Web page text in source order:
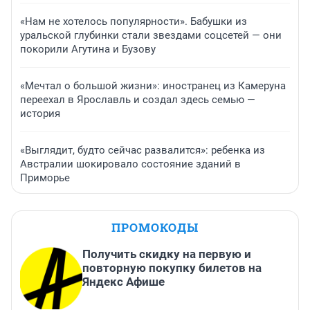
«Нам не хотелось популярности». Бабушки из
уральской глубинки стали звездами соцсетей — они
покорили Агутина и Бузову
«Мечтал о большой жизни»: иностранец из Камеруна
переехал в Ярославль и создал здесь семью —
история
«Выглядит, будто сейчас развалится»: ребенка из
Австралии шокировало состояние зданий в
Приморье
ПРОМОКОДЫ
Получить скидку на первую и
повторную покупку билетов на
Яндекс Афише